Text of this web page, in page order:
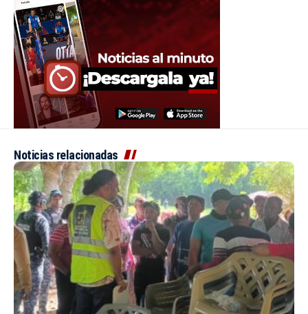
Noticias relacionadas